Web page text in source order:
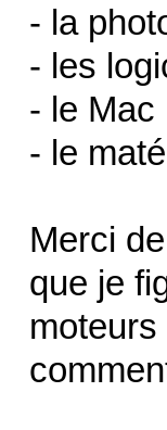
- la
- les
- le Mac
- le
Merci
que je